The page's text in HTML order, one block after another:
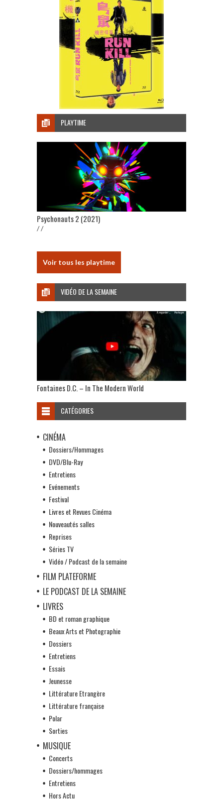
PLAYTIME
Psychonauts 2 (2021)
/ /
Voir tous les playtime
VIDÉO DE LA SEMAINE
Fontaines D.C. – In The Modern World
CATÉGORIES
CINÉMA
Dossiers/Hommages
DVD/Blu-Ray
Entretiens
Evénements
Festival
Livres et Revues Cinéma
Nouveautés salles
Reprises
Séries TV
Vidéo / Podcast de la semaine
FILM PLATEFORME
LE PODCAST DE LA SEMAINE
LIVRES
BD et roman graphique
Beaux Arts et Photographie
Dossiers
Entretiens
Essais
Jeunesse
Littérature Etrangère
Littérature française
Polar
Sorties
MUSIQUE
Concerts
Dossiers/hommages
Entretiens
Hors Actu